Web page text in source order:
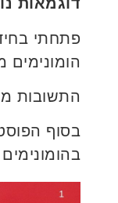
פתחתי
התשובות
בסוף